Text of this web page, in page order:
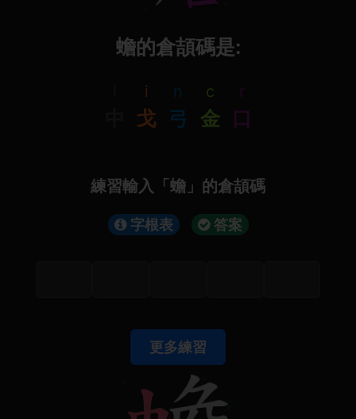
蟾的倉頡碼是:
i
戈
n
弓
c
金
r
口
練習輸入「蟾」的倉頡碼
字根表 答案
更多練習